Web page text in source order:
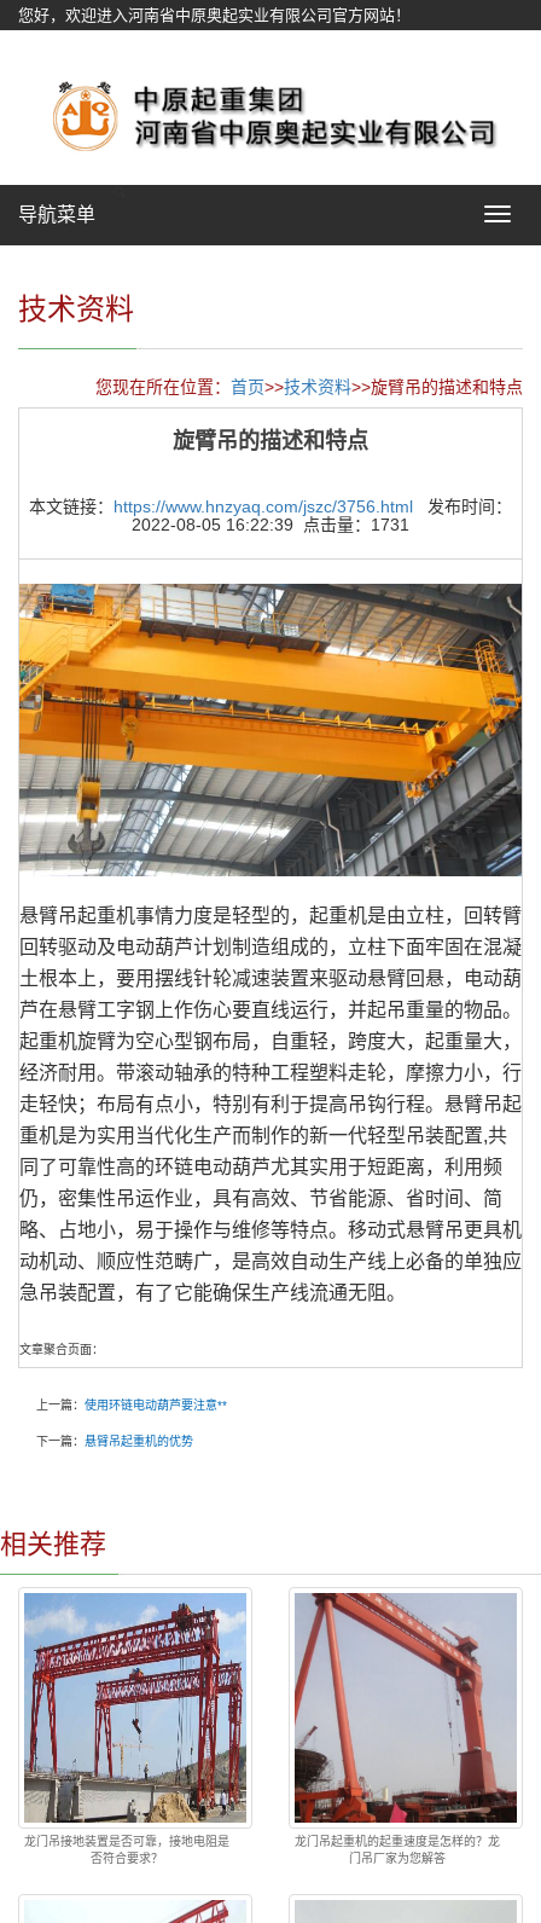
您好，欢迎进入河南省中原奥起实业有限公司官方网站！
Toggle
导航菜单
技术资料
您现在所在位置： 首页>>技术资料>>旋臂吊的描述和特点
旋臂吊的描述和特点
本文链接： https://www.hnzyaq.com/jszc/3756.html 发布时间：
2022-08-05 16:22:39 点击量：1731
悬臂吊起重机事情力度是轻型的，起重机是由立柱，回转臂
回转驱动及电动葫芦计划制造组成的，立柱下面牢固在混凝
土根本上，要用摆线针轮减速装置来驱动悬臂回悬，电动葫
芦在悬臂工字钢上作伤心要直线运行，并起吊重量的物品。
起重机旋臂为空心型钢布局，自重轻，跨度大，起重量大，
经济耐用。带滚动轴承的特种工程塑料走轮，摩擦力小，行
走轻快；布局有点小，特别有利于提高吊钩行程。悬臂吊起
重机是为实用当代化生产而制作的新一代轻型吊装配置,共
同了可靠性高的环链电动葫芦尤其实用于短距离，利用频
仍，密集性吊运作业，具有高效、节省能源、省时间、简
略、占地小，易于操作与维修等特点。移动式悬臂吊更具机
动机动、顺应性范畴广，是高效自动生产线上必备的单独应
急吊装配置，有了它能确保生产线流通无阻。
文章聚合页面：
上一篇： 使用环链电动葫芦要注意**
下一篇： 悬臂吊起重机的优势
相关推荐
龙门吊接地装置是否可靠，接地电阻是
否符合要求？
龙门吊起重机的起重速度是怎样的？龙
门吊厂家为您解答